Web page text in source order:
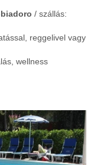
/ szállás:
reggelivel vagy
wellness